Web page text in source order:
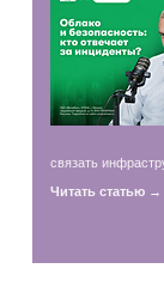
связать
Читать статью →